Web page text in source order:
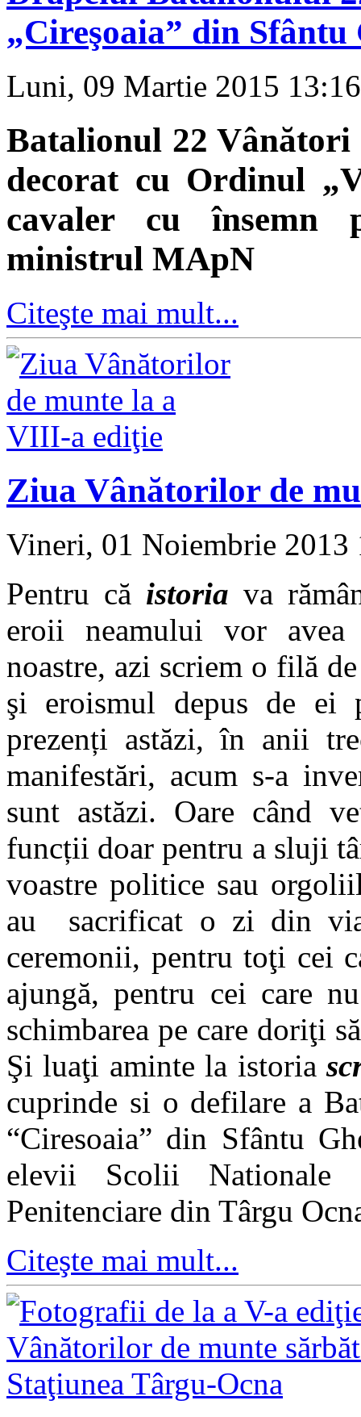
„Cireşoaia” din Sfântu
Luni, 09 Martie 2015
Batalionul 22 Vânători
decorat cu Ordinul
cavaler cu însemn
ministrul MApN
Citeşte mai mult...
Ziua Vânătorilor de
Vineri, 01 Noiembrie
Pentru că istoria va
eroii neamului vor
noastre, azi scriem o filă
şi eroismul depus de ei
prezenți astăzi, în anii
manifestări, acum s-a
sunt astăzi. Oare când
funcții doar pentru a sluji
voastre politice sau
au sacrificat o zi din
ceremonii, pentru toţi cei
ajungă, pentru cei care
schimbarea pe care doriţi
Şi luaţi aminte la istoria
cuprinde si o defilare a
“Ciresoaia” din Sfântu
elevii Scolii Nationale
Penitenciare din Târgu
Citeşte mai mult...